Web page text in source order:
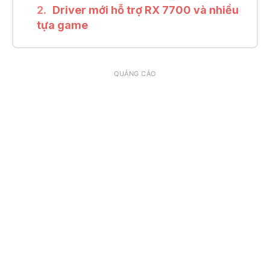
Driver mới hỗ trợ RX 7700 và nhiều
tựa game
QUẢNG CÁO